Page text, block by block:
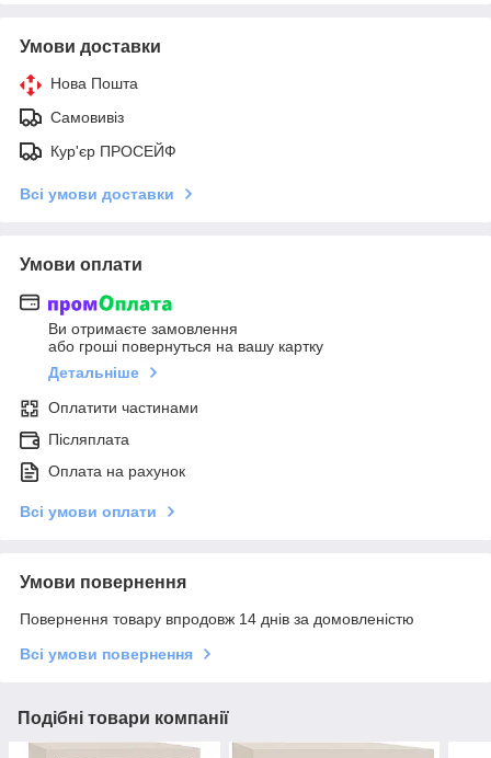
Умови доставки
Нова Пошта
Самовивіз
Кур'єр ПРОСЕЙФ
Всі умови доставки
Умови оплати
Ви отримаєте замовлення
або гроші повернуться на вашу картку
Детальніше
Оплатити частинами
Післяплата
Оплата на рахунок
Всі умови оплати
Умови повернення
Повернення товару впродовж 14 днів за домовленістю
Всі умови повернення
Подібні товари компанії